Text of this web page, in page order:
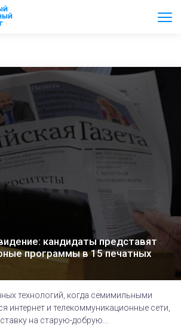
кандидаты представят
программы в 15 печатных
технологий, когда семимильными
интернет и телекоммуникационные сети,
на старую-добрую...